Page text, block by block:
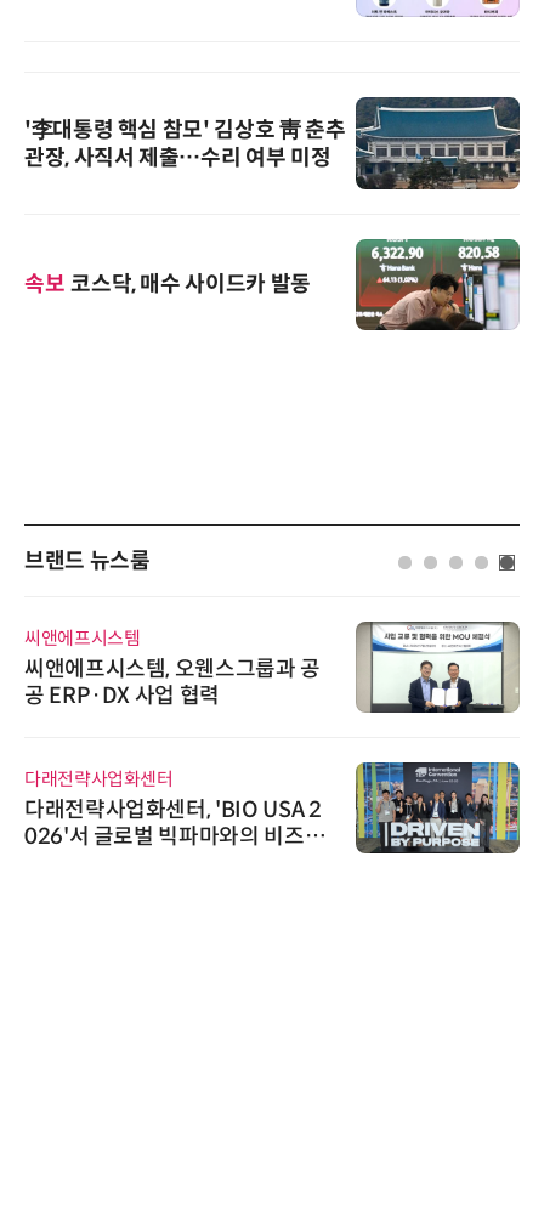
'李대통령 핵심 참모' 김상호 靑 춘추
관장, 사직서 제출…수리 여부 미정
속보 코스닥, 매수 사이드카 발동
브랜드 뉴스룸
씨앤에프시스템
씨앤에프시스템, 오웬스그룹과 공
공 ERP·DX 사업 협력
다래전략사업화센터
다래전략사업화센터, 'BIO USA 2
026'서 글로벌 빅파마와의 비즈니